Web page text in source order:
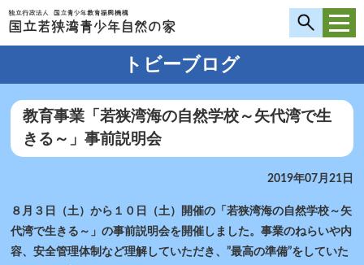
トビーブログ
教育事業「若狭湾海の自然学校～矢代湾で生
きる～」事前説明会
2019年07月21日
８月３日（土）から１０日（土）開催の「若狭湾海の自然学校～矢
代湾で生きる～」の事前説明会を開催しました。事業のねらいや内
容、安全管理体制など理解していただき、”最高の準備”をしていた